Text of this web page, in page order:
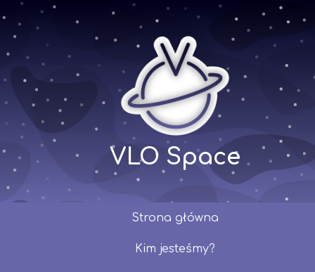
VLO Space
Strona główna
Kim jesteśmy?